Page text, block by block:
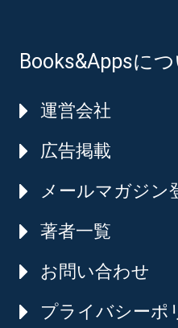
Books&Appsに
運営会社
広告掲載
メールマガジン
著者一覧
お問い合わせ
プライバシーポ